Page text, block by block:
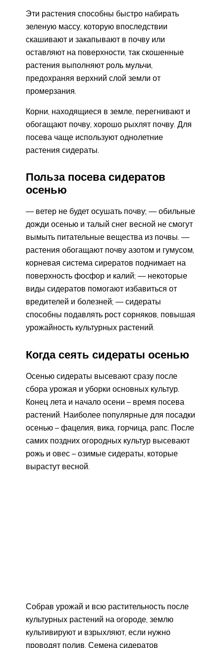
Эти растения способны быстро набирать
зеленую массу, которую впоследствии
скашивают и закапывают в почву или
оставляют на поверхности, так скошенные
растения выполняют роль мульчи,
предохраняя верхний слой земли от
промерзания.
Корни, находящиеся в земле, перегнивают и
обогащают почву, хорошо рыхлят почву. Для
посева чаще используют однолетние
растения сидераты.
Польза посева сидератов
осенью
— ветер не будет осушать почву; — обильные
дожди осенью и талый снег весной не смогут
вымыть питательные вещества из почвы. —
растения обогащают почву азотом и гумусом,
корневая система сирератов поднимает на
поверхность фосфор и калий; — некоторые
виды сидератов помогают избавиться от
вредителей и болезней; — сидераты
способны подавлять рост сорняков, повышая
урожайность культурных растений.
Когда сеять сидераты осенью
Осенью сидераты высевают сразу после
сбора урожая и уборки основных культур.
Конец лета и начало осени – время посева
растений. Наиболее популярные для посадки
осенью – фацелия, вика, горчица, рапс. После
самих поздних огородных культур высевают
рожь и овес – озимые сидераты, которые
вырастут весной.
Собрав урожай и всю растительность после
культурных растений на огороде, землю
культивируют и взрыхляют, если нужно
проводят полив. Семена сидератов